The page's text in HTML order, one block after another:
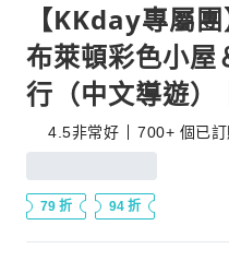
【KKday專屬
布萊頓彩色小屋
行（中文導遊）
4.5非常好 700+ 個已訂
79 折 94 折